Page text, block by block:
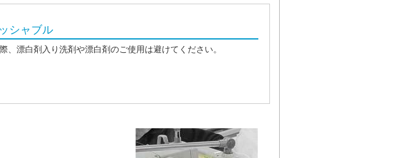
シャブル
、漂白剤入り洗剤や漂白剤のご使用は避けてください。